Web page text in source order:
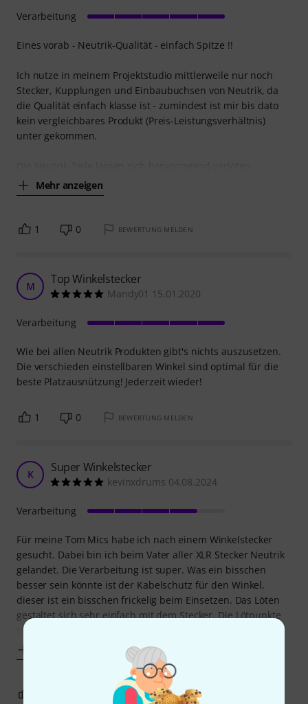
Eines vorab - Neutrik-Qualität - einfach Spitze !!
Ich nutze in meinem Projektstudio mittlerweile nur noch
Stecker, Kupplungen und Einbaubuchsen von Neutrik, da
die Qualität einfach klasse ist - zumindest ist mir bis dato
kein vergleichbares Produkt (Preis-Leistungsverhältnis)
unter gekommen.
Mehr anzeigen
Verarbeitung
1 0 BEWERTUNG MELDEN
M Top Winkelstecker
Mandy01 15.01.2020
Wie bei allen Neutrik Produkten gibt's nichts auszusetzen.
Die verschieden einstellbaren Winkel sind optimal für die
beste Platzausnützung! Jederzeit wieder!
Verarbeitung
1 0 BEWERTUNG MELDEN
K Super Winkelstecker
kevinxdrums 04.08.2024
Für meine Tom Mics habe ich nach einem Winkelstecker
gesucht. Dabei bin ich beim Vater aller XLR Stecker Neutrik
gelandet. Die Verarbeitung ist super. Was ein bisschen
besser sein könnte ist der Kabelschutz für den Winkel,
dieser ist ein bisschen frickelig beim Einsetzen. Das Löten
gestaltet sich sehr einfach mit dem Stecker. Die Lötpunkte
sind groß genug so das auch
Verarbeitung
BEWERTUNG MELDEN